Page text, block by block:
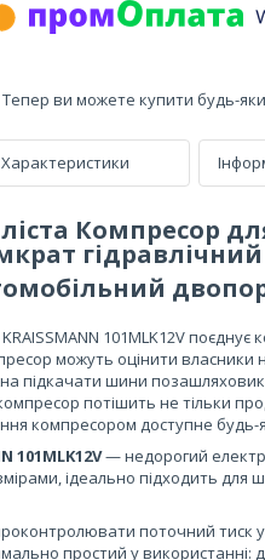
Тепер ви можете купити будь-
Характеристики
Компресор
101MLK12V поєднує
можуть оцінити власники
підкачати шини
потішить не тільки
компресором доступне будь-
101MLK12V— недорогий
ідеально підходить для
поточний тиск
простий у використанні: